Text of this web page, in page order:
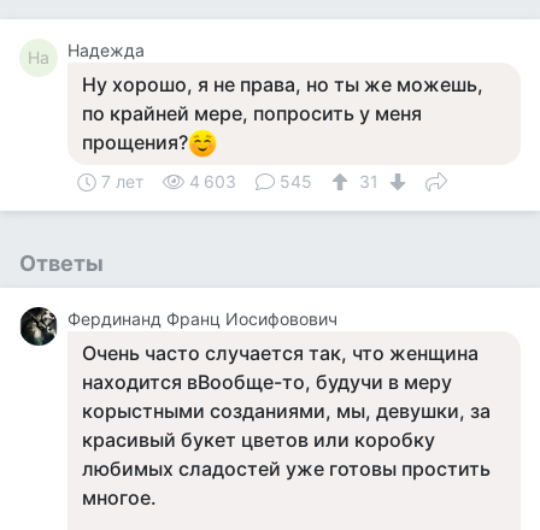
На Надежда
Ну хорошо, я не права, но ты же можешь,
по крайней мере, попросить у меня
прощения?
7 лет 4 603 545 31
Ответы
Фердинанд Франц Иосифовович
Очень часто случается так, что женщина
находится вВообще-то, будучи в меру
корыстными созданиями, мы, девушки, за
красивый букет цветов или коробку
любимых сладостей уже готовы простить
многое.